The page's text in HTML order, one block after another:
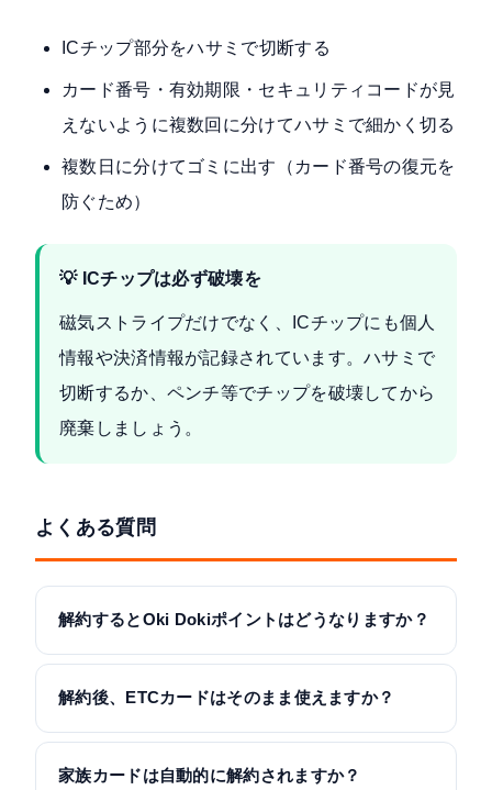
ICチップ部分をハサミで切断する
カード番号・有効期限・セキュリティコードが見
えないように複数回に分けてハサミで細かく切る
複数日に分けてゴミに出す（カード番号の復元を
防ぐため）
💡 ICチップは必ず破壊を
磁気ストライプだけでなく、ICチップにも個人
情報や決済情報が記録されています。ハサミで
切断するか、ペンチ等でチップを破壊してから
廃棄しましょう。
よくある質問
解約するとOki Dokiポイントはどうなりますか？
解約後、ETCカードはそのまま使えますか？
家族カードは自動的に解約されますか？